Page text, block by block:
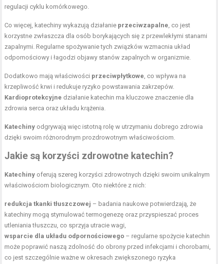
regulacji cyklu komórkowego.
Co więcej, katechiny wykazują działanie przeciwzapalne, co jest
korzystne zwłaszcza dla osób borykających się z przewlekłymi stanami
zapalnymi. Regularne spożywanie tych związków wzmacnia układ
odpornościowy i łagodzi objawy stanów zapalnych w organizmie.
Dodatkowo mają właściwości przeciwpłytkowe, co wpływa na
krzepliwość krwi i redukuje ryzyko powstawania zakrzepów.
Kardioprotekcyjne działanie katechin ma kluczowe znaczenie dla
zdrowia serca oraz układu krążenia.
Katechiny odgrywają więc istotną rolę w utrzymaniu dobrego zdrowia
dzięki swoim różnorodnym prozdrowotnym właściwościom.
Jakie są korzyści zdrowotne katechin?
Katechiny oferują szereg korzyści zdrowotnych dzięki swoim unikalnym
właściwościom biologicznym. Oto niektóre z nich:
redukcja tkanki tłuszczowej – badania naukowe potwierdzają, że
katechiny mogą stymulować termogenezę oraz przyspieszać proces
utleniania tłuszczu, co sprzyja utracie wagi,
wsparcie dla układu odpornościowego – regularne spożycie katechin
może poprawić naszą zdolność do obrony przed infekcjami i chorobami,
co jest szczególnie ważne w okresach zwiększonego ryzyka